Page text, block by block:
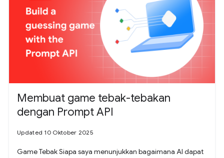
Membuat game tebak-tebakan
dengan Prompt API
Updated 10 Oktober 2025
Game Tebak Siapa saya menunjukkan bagaimana AI dapat